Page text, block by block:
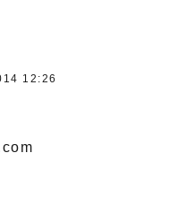
12:26